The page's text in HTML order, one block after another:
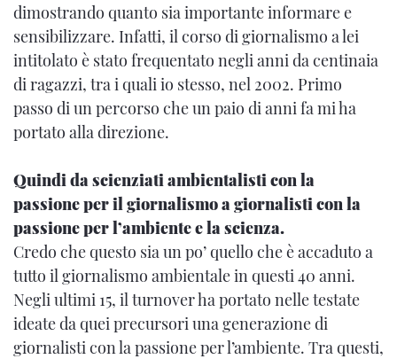
dimostrando quanto sia importante informare e
sensibilizzare. Infatti, il corso di giornalismo a lei
intitolato è stato frequentato negli anni da centinaia
di ragazzi, tra i quali io stesso, nel 2002. Primo
passo di un percorso che un paio di anni fa mi ha
portato alla direzione.
Quindi da scienziati ambientalisti con la
passione per il giornalismo a giornalisti con la
passione per l’ambiente e la scienza.
Credo che questo sia un po’ quello che è accaduto a
tutto il giornalismo ambientale in questi 40 anni.
Negli ultimi 15, il turnover ha portato nelle testate
ideate da quei precursori una generazione di
giornalisti con la passione per l’ambiente. Tra questi,